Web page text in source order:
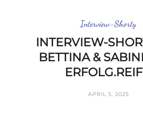
Interview-Shorty
INTERVIEW-
BETTINA &
APRIL 5, 2025